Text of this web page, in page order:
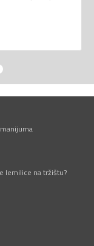
lemilice na tržištu?